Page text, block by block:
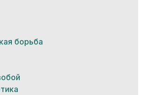
борьба